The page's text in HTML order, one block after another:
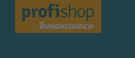
Zur Hauptnavigation